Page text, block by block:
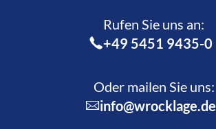
Rufen Sie uns an:­
+49 5451 9435-0
Oder mailen Sie uns:
info@wrocklage.de